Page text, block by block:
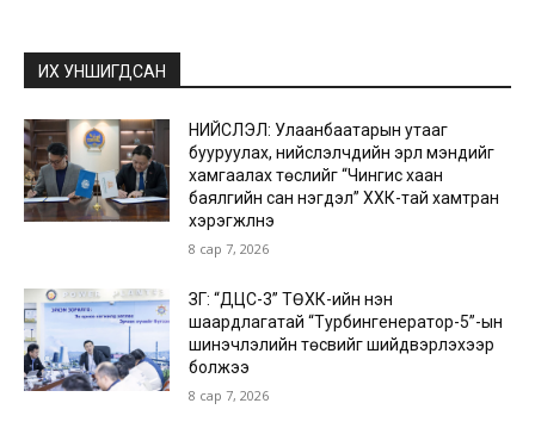
ИХ УНШИГДСАН
НИЙСЛЭЛ: Улаанбаатарын утааг
бууруулах, нийслэлчүүдийн эрүүл мэндийг
хамгаалах төслийг “Чингис хаан
баялгийн сан нэгдэл” ХХК-тай хамтран
хэрэгжүүлнэ
8 сар 7, 2026
ЗГ: “ДЦС-3” ТӨХК-ийн нэн
шаардлагатай “Турбингенератор-5”-ын
шинэчлэлийн төсвийг шийдвэрлэхээр
болжээ
8 сар 7, 2026